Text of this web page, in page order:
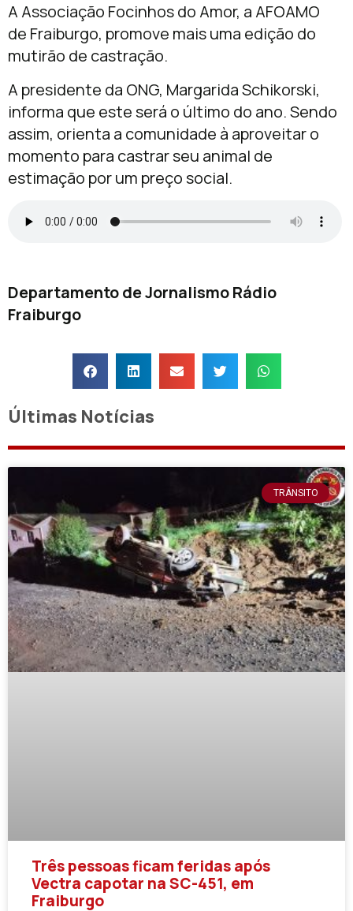
A Associação Focinhos do Amor, a AFOAMO
de Fraiburgo, promove mais uma edição do
mutirão de castração.
A presidente da ONG, Margarida Schikorski,
informa que este será o último do ano. Sendo
assim, orienta a comunidade à aproveitar o
momento para castrar seu animal de
estimação por um preço social.
Departamento de Jornalismo Rádio
Fraiburgo
Últimas Notícias
TRÂNSITO
Três pessoas ficam feridas após
Vectra capotar na SC-451, em
Fraiburgo